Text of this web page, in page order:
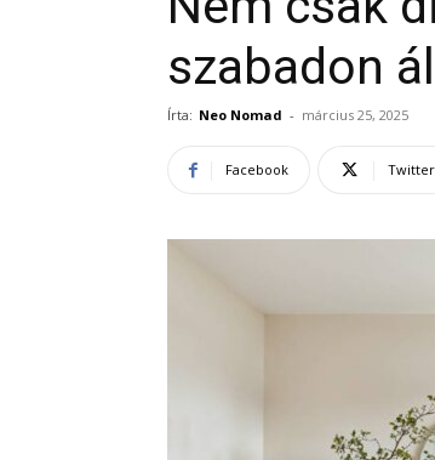
szabadon
Írta: Neo Nomad - március 25, 2025
Facebook Twitter